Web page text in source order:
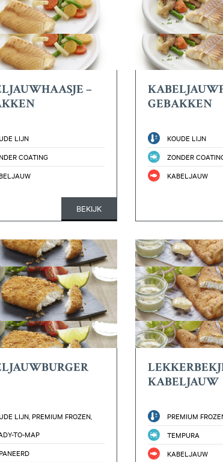
–
LIJN
COATING
BEKIJK
GEBAKKEN
KOUDE LIJN
ZONDER
KABELJAUW
LIJN, PREMIUM FROZEN,
TO-MAP
KABELJAUW
PREMIUM
TEMPURA
KABELJAUW